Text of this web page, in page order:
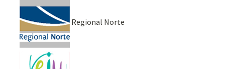
Regional Norte